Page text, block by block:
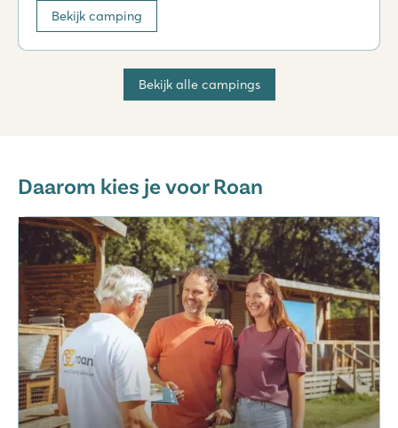
Bekijk camping
Bekijk alle campings
Daarom kies je voor Roan